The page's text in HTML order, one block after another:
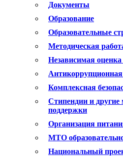
Документы
Образование
Образовательные
Методическая
Независимая оценка
Антикоррупционная
Комплексная
Стипендии и
поддержки
Организация
МТО
Национальный